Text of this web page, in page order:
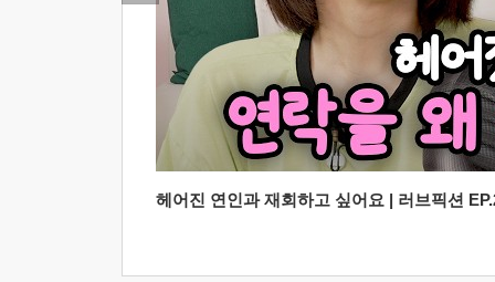
헤어진 연인과 재회하고 싶어요 | 러브픽션